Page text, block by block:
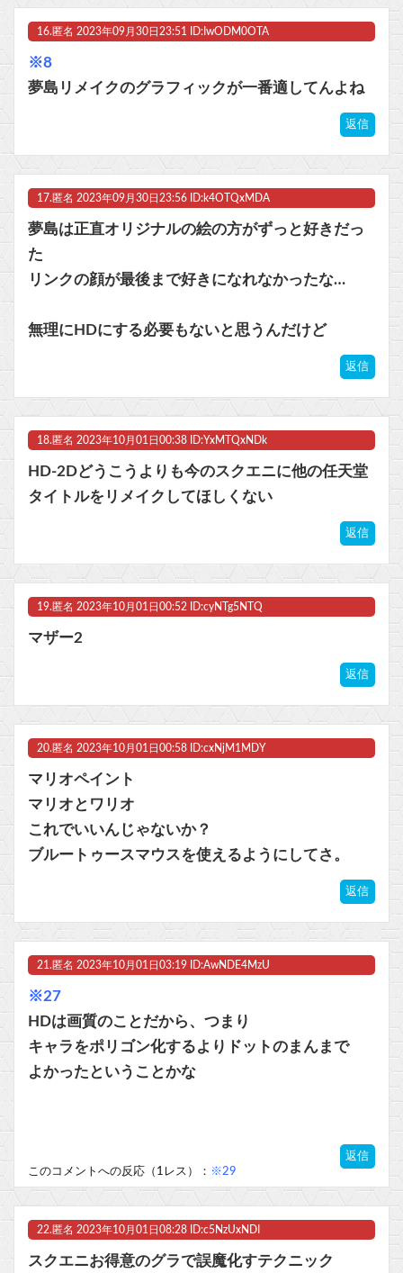
16. 匿名 2023年09月30日23:51 ID:IwODM0OTA
※8
夢島リメイクのグラフィックが一番適してんよね
返信
17. 匿名 2023年09月30日23:56 ID:k4OTQxMDA
夢島は正直オリジナルの絵の方がずっと好きだっ
た
リンクの顔が最後まで好きになれなかったな…
無理にHDにする必要もないと思うんだけど
返信
18. 匿名 2023年10月01日00:38 ID:YxMTQxNDk
HD-2Dどうこうよりも今のスクエニに他の任天堂
タイトルをリメイクしてほしくない
返信
19. 匿名 2023年10月01日00:52 ID:cyNTg5NTQ
マザー2
返信
20. 匿名 2023年10月01日00:58 ID:cxNjM1MDY
マリオペイント
マリオとワリオ
これでいいんじゃないか？
ブルートゥースマウスを使えるようにしてさ。
返信
21. 匿名 2023年10月01日03:19 ID:AwNDE4MzU
※27
HDは画質のことだから、つまり
キャラをポリゴン化するよりドットのまんまで
よかったということかな
返信
このコメントへの反応（1レス）： ※29
22. 匿名 2023年10月01日08:28 ID:c5NzUxNDI
スクエニお得意のグラで誤魔化すテクニック